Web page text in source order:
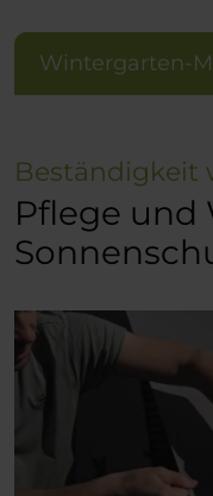
Wintergarten-
Beständigkeit
Pflege und